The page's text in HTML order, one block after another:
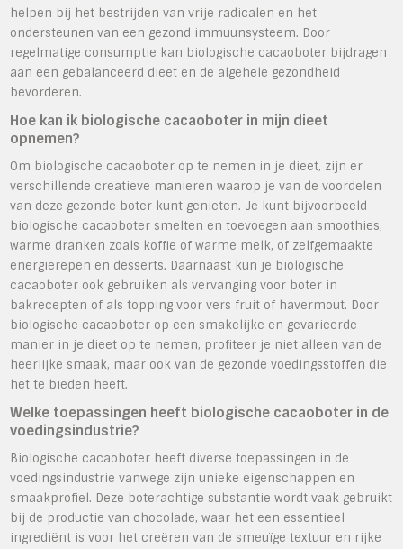
helpen bij het bestrijden van vrije radicalen en het
ondersteunen van een gezond immuunsysteem. Door
regelmatige consumptie kan biologische cacaoboter bijdragen
aan een gebalanceerd dieet en de algehele gezondheid
bevorderen.
Hoe kan ik biologische cacaoboter in mijn dieet
opnemen?
Om biologische cacaoboter op te nemen in je dieet, zijn er
verschillende creatieve manieren waarop je van de voordelen
van deze gezonde boter kunt genieten. Je kunt bijvoorbeeld
biologische cacaoboter smelten en toevoegen aan smoothies,
warme dranken zoals koffie of warme melk, of zelfgemaakte
energierepen en desserts. Daarnaast kun je biologische
cacaoboter ook gebruiken als vervanging voor boter in
bakrecepten of als topping voor vers fruit of havermout. Door
biologische cacaoboter op een smakelijke en gevarieerde
manier in je dieet op te nemen, profiteer je niet alleen van de
heerlijke smaak, maar ook van de gezonde voedingsstoffen die
het te bieden heeft.
Welke toepassingen heeft biologische cacaoboter in de
voedingsindustrie?
Biologische cacaoboter heeft diverse toepassingen in de
voedingsindustrie vanwege zijn unieke eigenschappen en
smaakprofiel. Deze boterachtige substantie wordt vaak gebruikt
bij de productie van chocolade, waar het een essentieel
ingrediënt is voor het creëren van de smeuïge textuur en rijke